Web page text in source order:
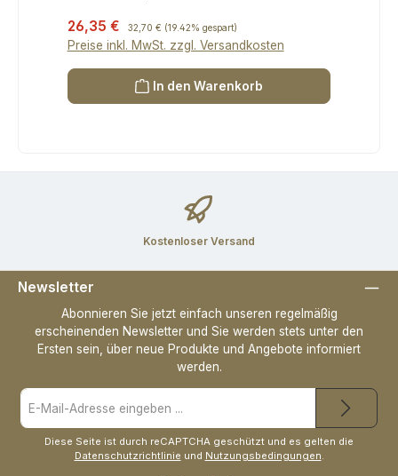
Verkaufspreis:
26,35 € Regulärer Preis:
32,70 € (19.42% gespart)
Preise inkl. MwSt. zzgl. Versandkosten
In den Warenkorb
Kostenloser Versand
Newsletter
Abonnieren Sie jetzt einfach unseren regelmäßig
erscheinenden Newsletter und Sie werden stets unter den
Ersten sein, über neue Produkte und Angebote informiert
werden.
E-
Mail-
Adresse
Diese Seite ist durch reCAPTCHA geschützt und es gelten die
Datenschutzrichtlinie und Nutzungsbedingungen